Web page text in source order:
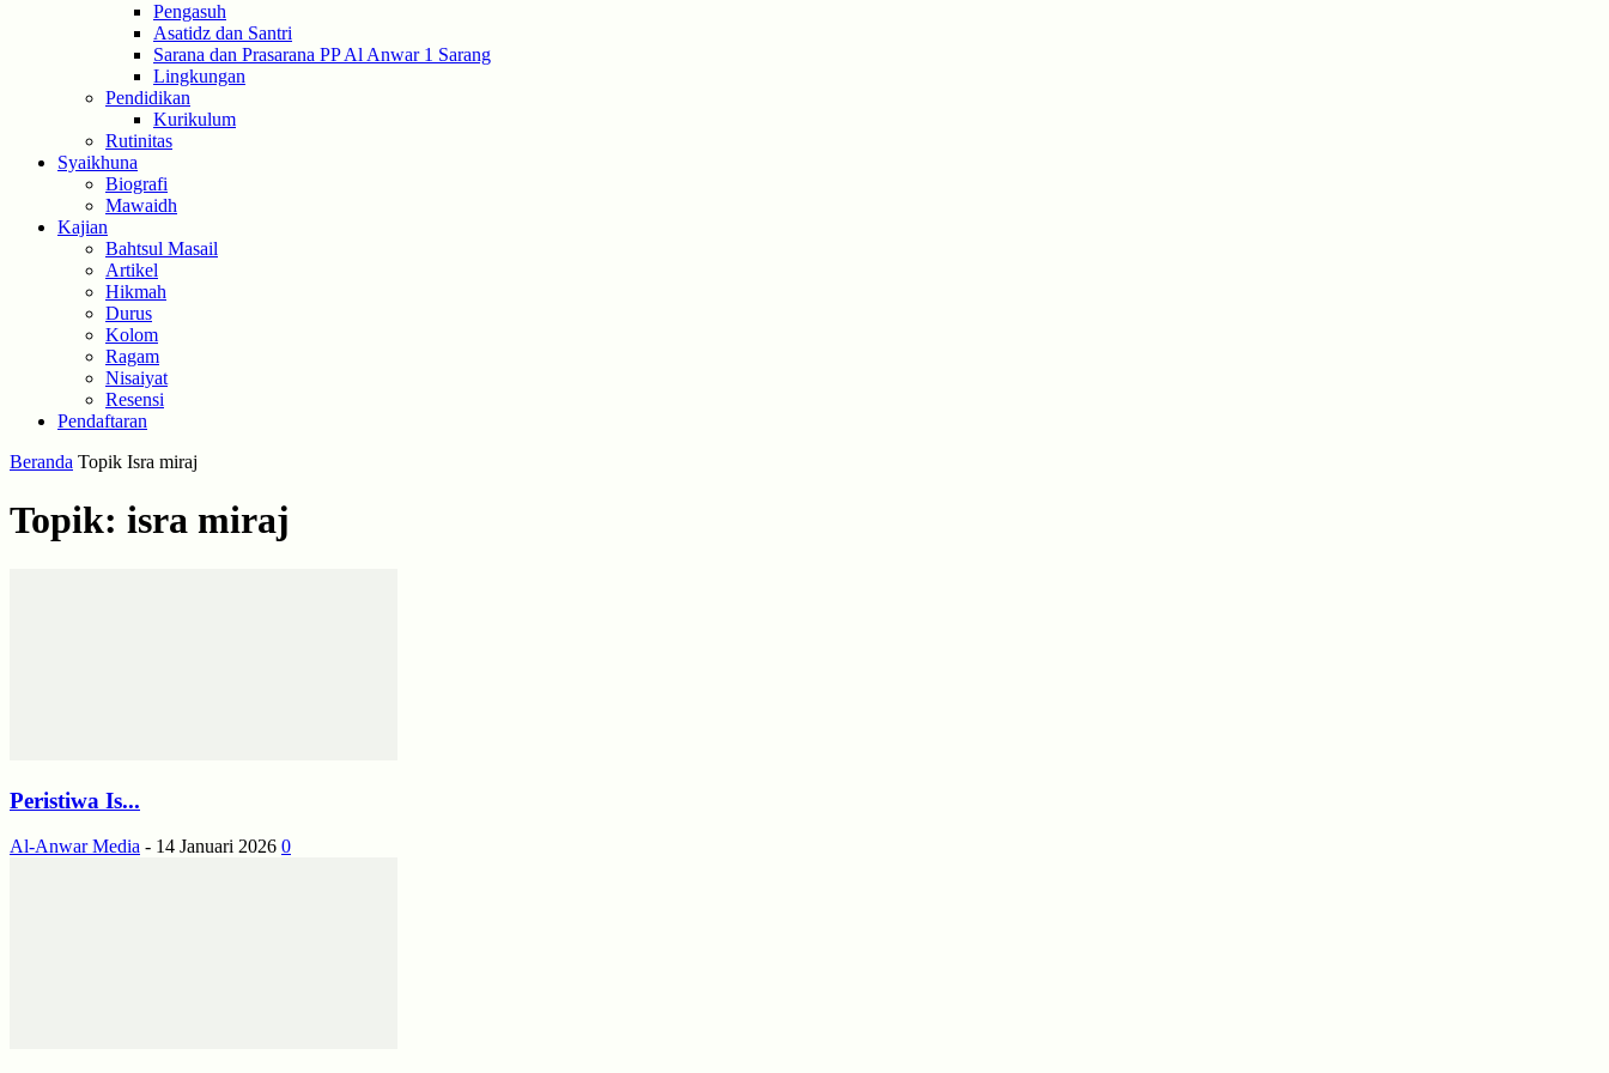
Pengasuh
Asatidz dan Santri
Sarana dan Prasarana PP Al Anwar 1 Sarang
Lingkungan
Pendidikan
Kurikulum
Rutinitas
Syaikhuna
Biografi
Mawaidh
Kajian
Bahtsul Masail
Artikel
Hikmah
Durus
Kolom
Ragam
Nisaiyat
Resensi
Pendaftaran
Beranda Topik Isra miraj
Topik: isra miraj
Peristiwa Is...
Al-Anwar Media - 14 Januari 2026 0